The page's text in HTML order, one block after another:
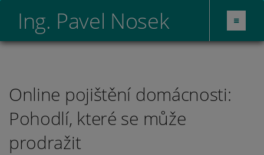
Ing. Pavel Nosek
Online pojištění domácnosti:
Pohodlí, které se může
prodražit